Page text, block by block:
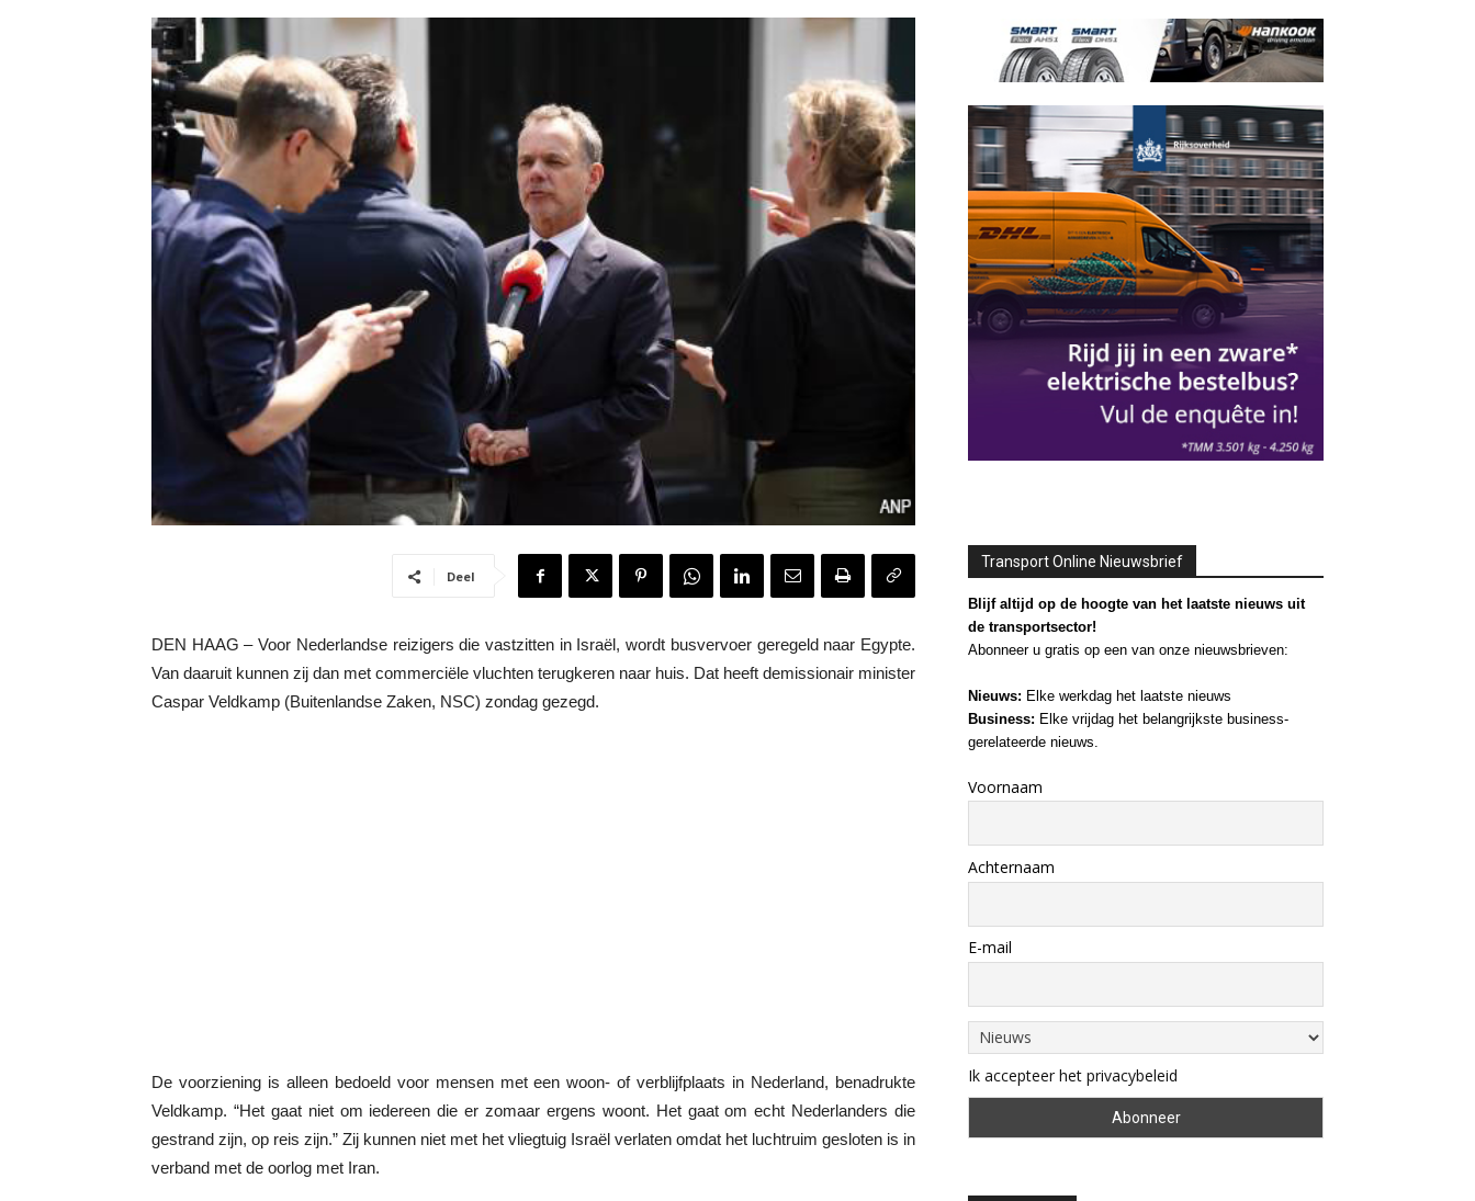
Deel
DEN HAAG – Voor Nederlandse reizigers die vastzitten in Israël, wordt busvervoer geregeld naar Egypte.
Van daaruit kunnen zij dan met commerciële vluchten terugkeren naar huis. Dat heeft demissionair minister
Caspar Veldkamp (Buitenlandse Zaken, NSC) zondag gezegd.
De voorziening is alleen bedoeld voor mensen met een woon- of verblijfplaats in Nederland, benadrukte
Veldkamp. “Het gaat niet om iedereen die er zomaar ergens woont. Het gaat om echt Nederlanders die
gestrand zijn, op reis zijn.” Zij kunnen niet met het vliegtuig Israël verlaten omdat het luchtruim gesloten is in
verband met de oorlog met Iran.
Transport Online Nieuwsbrief
Blijf altijd op de hoogte van het laatste nieuws uit
de transportsector!
Abonneer u gratis op een van onze nieuwsbrieven:
Nieuws: Elke werkdag het laatste nieuws
Business: Elke vrijdag het belangrijkste business-
gerelateerde nieuws.
Voornaam
Achternaam
E-mail
Ik accepteer het privacybeleid